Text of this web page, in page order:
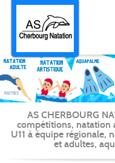
AS CHERBOURG
compétitions, natation
U11 à équipe régionale,
et adultes,
Panneau de gestion des